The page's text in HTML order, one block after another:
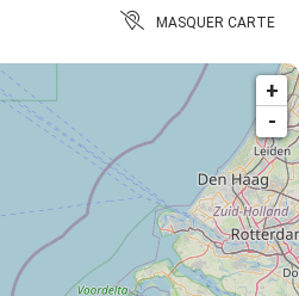
MASQUER CARTE
+
-